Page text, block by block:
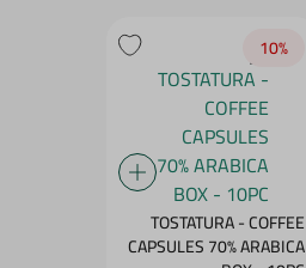
10‎%‎
TOSTATURA - COFFEE
CAPSULES 70% ARABICA